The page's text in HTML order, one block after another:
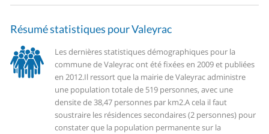
Résumé statistiques pour Valeyrac
Les dernières statistiques démographiques pour la
commune de Valeyrac ont été fixées en 2009 et publiées
en 2012.Il ressort que la mairie de Valeyrac administre
une population totale de 519 personnes, avec une
densite de 38,47 personnes par km2.A cela il faut
soustraire les résidences secondaires (2 personnes) pour
constater que la population permanente sur la